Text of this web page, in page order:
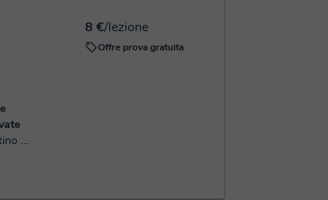
8 €/lezione
Offre prova gratuita